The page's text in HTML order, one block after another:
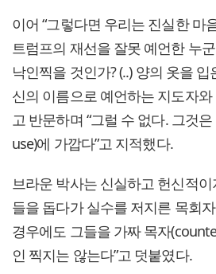
이어 “그렇다면 우리는 진실한 마
트럼프의 재선을 잘못 예언한 누
낙인찍을 것인가? (..) 양의 옷을
신의 이름으로 예언하는 지도자와
고 반문하며 “그럴 수 없다. 그것
use)에 가깝다”고 지적했다.
브라운 박사는 신실하고 헌신적
들을 돕다가 실수를 저지른 목회
경우에도 그들을 가짜 목자
인 찍지는 않는다”고 덧붙였다.